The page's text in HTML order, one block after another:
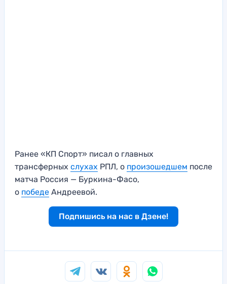
Ранее «КП Спорт» писал о главных
трансферных слухах РПЛ, о произошедшем после
матча Россия — Буркина-Фасо,
о победе Андреевой.
Подпишись на нас в Дзене!